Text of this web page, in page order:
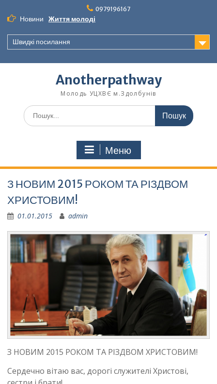
до
вмісту
0979196167
Новини Життя молоді
Швидкі посилання
Anotherpathway
Молодь УЦХВЄ м.Здолбунів
Шукати:
Меню
З НОВИМ 2015 РОКОМ ТА РІЗДВОМ
ХРИСТОВИМ!
01.01.2015 admin
З НОВИМ 2015 РОКОМ ТА РІЗДВОМ ХРИСТОВИМ!
Сердечно вітаю вас, дорогі служителі Христові,